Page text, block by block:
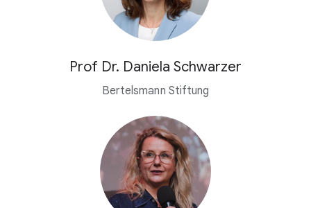
Prof Dr. Daniela Schwarzer
Bertelsmann Stiftung